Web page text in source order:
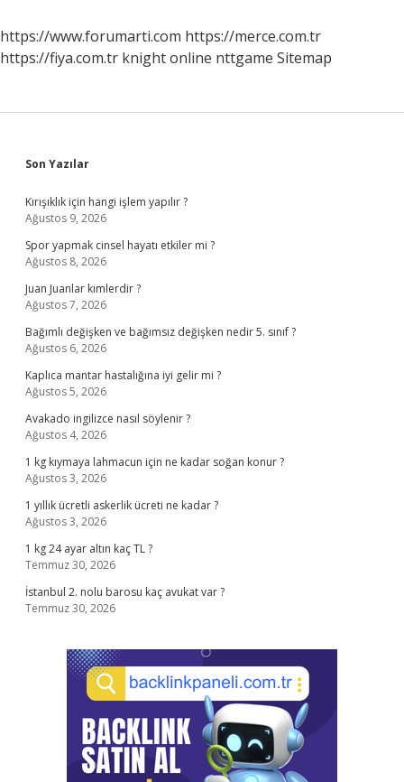
https://www.forumarti.com https://merce.com.tr
https://fiya.com.tr knight online nttgame Sitemap
Sidebar
Son Yazılar
Kırışıklık için hangi işlem yapılır ?
Ağustos 9, 2026
Spor yapmak cinsel hayatı etkiler mi ?
Ağustos 8, 2026
Juan Juanlar kimlerdir ?
Ağustos 7, 2026
Bağımlı değişken ve bağımsız değişken nedir 5. sınıf ?
Ağustos 6, 2026
Kaplıca mantar hastalığına iyi gelir mi ?
Ağustos 5, 2026
Avakado ingilizce nasıl söylenir ?
Ağustos 4, 2026
1 kg kıymaya lahmacun için ne kadar soğan konur ?
Ağustos 3, 2026
1 yıllık ücretli askerlik ücreti ne kadar ?
Ağustos 3, 2026
1 kg 24 ayar altın kaç TL ?
Temmuz 30, 2026
İstanbul 2. nolu barosu kaç avukat var ?
Temmuz 30, 2026